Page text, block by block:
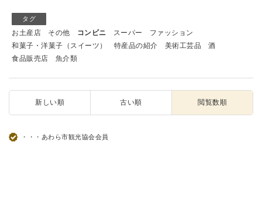
タグ
お土産店 その他 コンビニ スーパー
ファッション
和菓子・洋菓子（スイーツ）
特産品の紹介 美術工芸品
酒
食品販売店
魚介類
新しい順 古い順 閲覧数順
・・・あわら市観光協会会員